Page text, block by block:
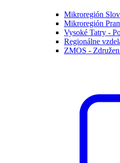
Mikroregión
Mikroregión
Vysoké Tatry -
Regionálne
ZMOS -